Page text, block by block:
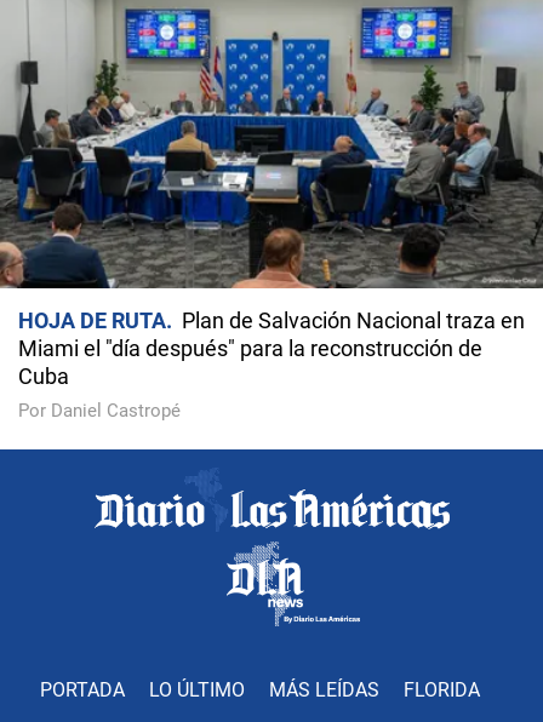
HOJA DE RUTA
Plan de Salvación Nacional traza en
Miami el "día después" para la reconstrucción de
Cuba
Por Daniel Castropé
PORTADA LO ÚLTIMO MÁS LEÍDAS FLORIDA